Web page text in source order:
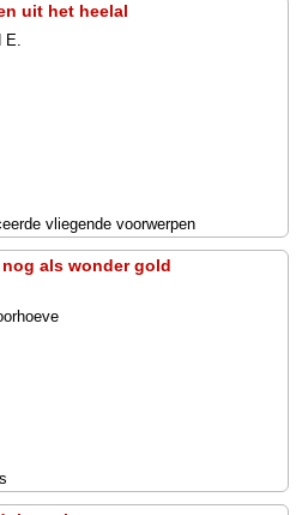
uit het heelal
E.
vliegende voorwerpen
als wonder gold